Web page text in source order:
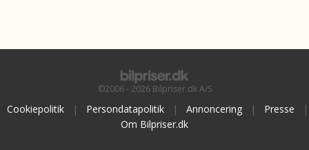
©2006 - 2026 Bilpriser.dk A/S
Cookiepolitik | Persondatapolitik | Annoncering | Presse
|
Om Bilpriser.dk